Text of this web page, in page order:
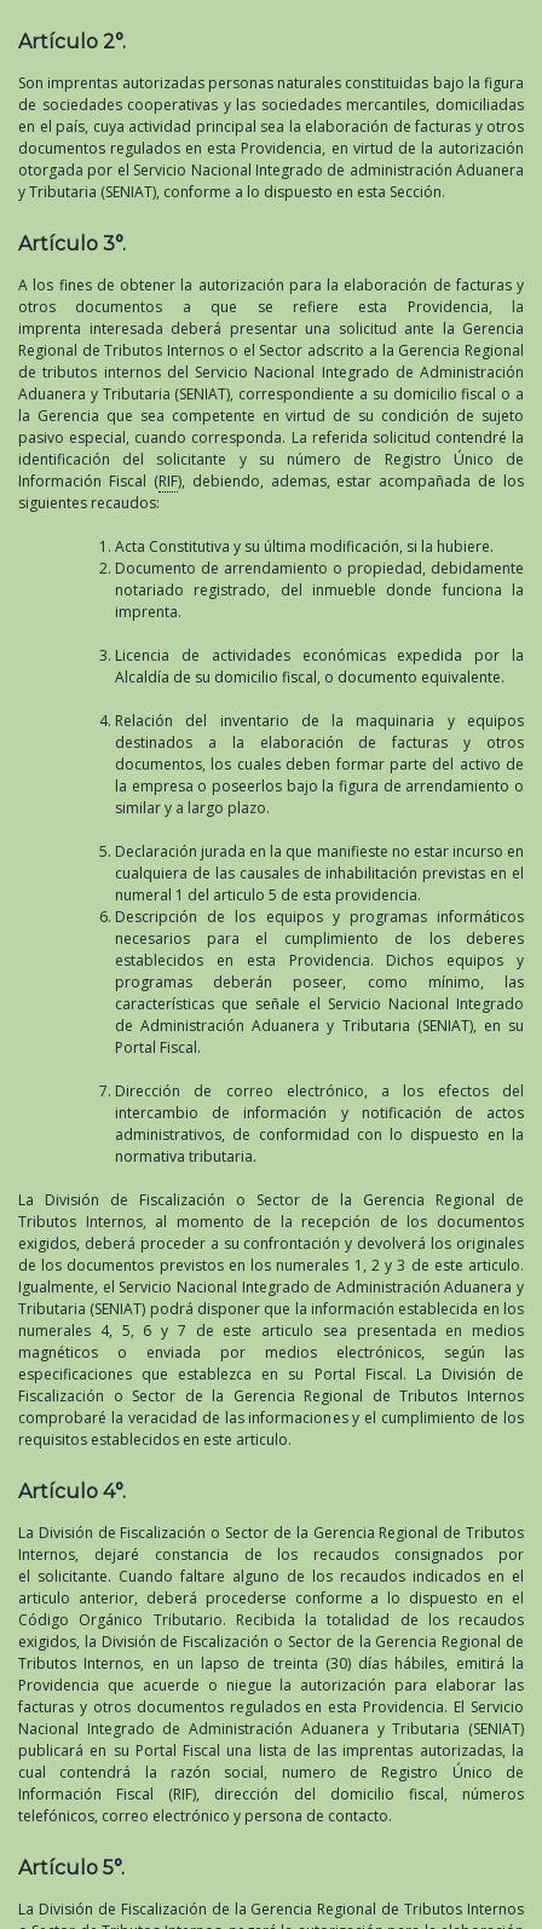
Artículo 2°.
Son imprentas autorizadas personas naturales constituidas bajo la figura
de sociedades cooperativas y las sociedades mercantiles, domiciliadas
en el país, cuya actividad principal sea la elaboración de facturas y otros
documentos regulados en esta Providencia, en virtud de la autorización
otorgada por el Servicio Nacional Integrado de administración Aduanera
y Tributaria (SENIAT), conforme a lo dispuesto en esta Sección.
Artículo 3°.
A los fines de obtener la autorización para la elaboración de facturas y
otros documentos a que se refiere esta Providencia, la
imprenta interesada deberá presentar una solicitud ante la Gerencia
Regional de Tributos Internos o el Sector adscrito a la Gerencia Regional
de tributos internos del Servicio Nacional Integrado de Administración
Aduanera y Tributaria (SENIAT), correspondiente a su domicilio fiscal o a
la Gerencia que sea competente en virtud de su condición de sujeto
pasivo especial, cuando corresponda. La referida solicitud contendré la
identificación del solicitante y su número de Registro Único de
Información Fiscal (RIF), debiendo, ademas, estar acompañada de los
siguientes recaudos:
Acta Constitutiva y su última modificación, si la hubiere.
Documento de arrendamiento o propiedad, debidamente
notariado registrado, del inmueble donde funciona la
imprenta.
Licencia de actividades económicas expedida por la
Alcaldía de su domicilio fiscal, o documento equivalente.
Relación del inventario de la maquinaria y equipos
destinados a la elaboración de facturas y otros
documentos, los cuales deben formar parte del activo de
la empresa o poseerlos bajo la figura de arrendamiento o
similar y a largo plazo.
Declaración jurada en la que manifieste no estar incurso en
cualquiera de las causales de inhabilitación previstas en el
numeral 1 del articulo 5 de esta providencia.
Descripción de los equipos y programas informáticos
necesarios para el cumplimiento de los deberes
establecidos en esta Providencia. Dichos equipos y
programas deberán poseer, como mínimo, las
características que señale el Servicio Nacional Integrado
de Administración Aduanera y Tributaria (SENIAT), en su
Portal Fiscal.
Dirección de correo electrónico, a los efectos del
intercambio de información y notificación de actos
administrativos, de conformidad con lo dispuesto en la
normativa tributaria.
La División de Fiscalización o Sector de la Gerencia Regional de
Tributos Internos, al momento de la recepción de los documentos
exigidos, deberá proceder a su confrontación y devolverá los originales
de los documentos previstos en los numerales 1, 2 y 3 de este articulo.
Igualmente, el Servicio Nacional Integrado de Administración Aduanera y
Tributaria (SENIAT) podrá disponer que la información establecida en los
numerales 4, 5, 6 y 7 de este articulo sea presentada en medios
magnéticos o enviada por medios electrónicos, según las
especificaciones que establezca en su Portal Fiscal. La División de
Fiscalización o Sector de la Gerencia Regional de Tributos Internos
comprobaré la veracidad de las informaciones y el cumplimiento de los
requisitos establecidos en este articulo.
Artículo 4°.
La División de Fiscalización o Sector de la Gerencia Regional de Tributos
Internos, dejaré constancia de los recaudos consignados por
el solicitante. Cuando faltare alguno de los recaudos indicados en el
articulo anterior, deberá procederse conforme a lo dispuesto en el
Código Orgánico Tributario. Recibida la totalidad de los recaudos
exigidos, la División de Fiscalización o Sector de la Gerencia Regional de
Tributos Internos, en un lapso de treinta (30) días hábiles, emitirá la
Providencia que acuerde o niegue la autorización para elaborar las
facturas y otros documentos regulados en esta Providencia. El Servicio
Nacional Integrado de Administración Aduanera y Tributaria (SENIAT)
publicará en su Portal Fiscal una lista de las imprentas autorizadas, la
cual contendrá la razón social, numero de Registro Único de
Información Fiscal (RIF), dirección del domicilio fiscal, números
telefónicos, correo electrónico y persona de contacto.
Artículo 5°.
La División de Fiscalización de la Gerencia Regional de Tributos Internos